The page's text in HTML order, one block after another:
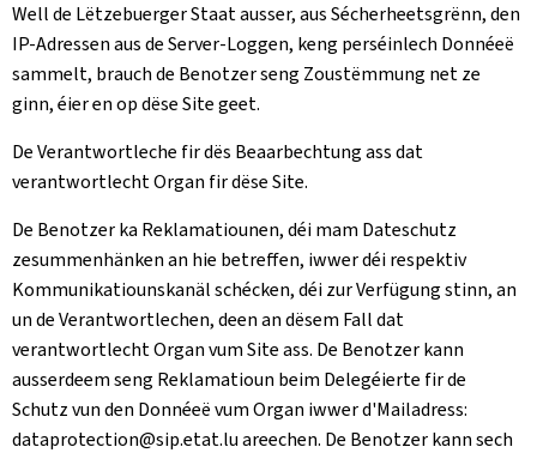
Well de Lëtzebuerger Staat ausser, aus Sécherheetsgrënn, den
IP-Adressen aus de Server-Loggen, keng perséinlech Donnéeë
sammelt, brauch de Benotzer seng Zoustëmmung net ze
ginn, éier en op dëse Site geet.
De Verantwortleche fir dës Beaarbechtung ass dat
verantwortlecht Organ fir dëse Site.
De Benotzer ka Reklamatiounen, déi mam Dateschutz
zesummenhänken an hie betreffen, iwwer déi respektiv
Kommunikatiounskanäl schécken, déi zur Verfügung stinn, an
un de Verantwortlechen, deen an dësem Fall dat
verantwortlecht Organ vum Site ass. De Benotzer kann
ausserdeem seng Reklamatioun beim Delegéierte fir de
Schutz vun den Donnéeë vum Organ iwwer d'Mailadress:
dataprotection@sip.etat.lu areechen. De Benotzer kann sech